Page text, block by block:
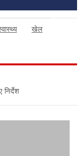
खेल
निर्देश